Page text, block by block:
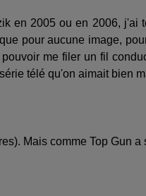
en 2005 ou en 2006, j'ai
pour aucune image,
me filer un fil
télé qu'on aimait bien
Mais comme Top Gun a